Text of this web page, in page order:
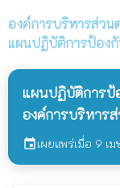
องค์การบริหารส่วน
แผนปฏิบัติการป้อง
แผนปฏิบัติการป้
องค์การบริหาร
eventเผยแพร่เมื่อ 9 เ